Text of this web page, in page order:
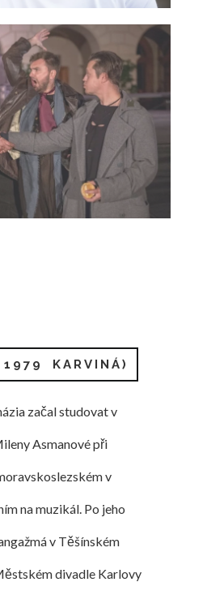
KARVINÁ)
začal studovat v
Asmanové při
v
na muzikál. Po jeho
v Těšínském
divadle Karlovy